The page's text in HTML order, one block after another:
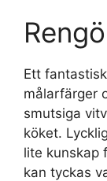
Ett
målarfärger
smutsiga
köket.
lite kunskap
kan tyckas